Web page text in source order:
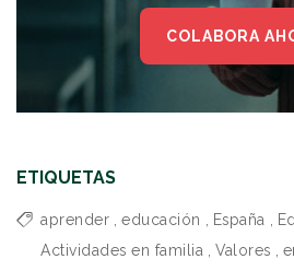
COLABORA
ETIQUETAS
aprender , educación , España ,
Actividades en familia , Valores ,